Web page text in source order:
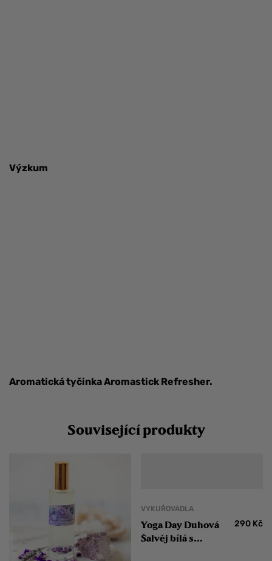
Výzkum
Aromatická tyčinka Aromastick Refresher.
Související produkty
VYKUŘOVADLA
Yoga Day Duhová
Šalvěj bílá s
290 Kč